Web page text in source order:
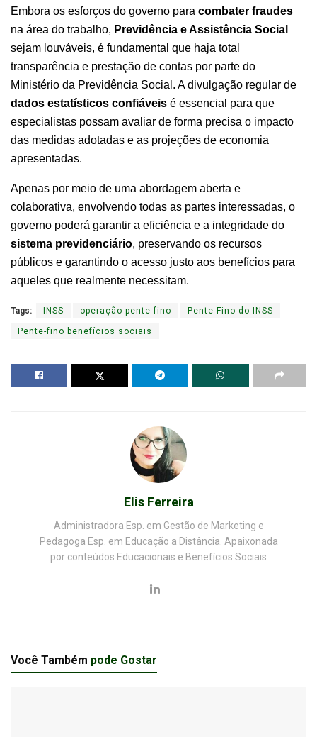
Embora os esforços do governo para combater fraudes
na área do trabalho, Previdência e Assistência Social
sejam louváveis, é fundamental que haja total
transparência e prestação de contas por parte do
Ministério da Previdência Social. A divulgação regular de
dados estatísticos confiáveis é essencial para que
especialistas possam avaliar de forma precisa o impacto
das medidas adotadas e as projeções de economia
apresentadas.
Apenas por meio de uma abordagem aberta e
colaborativa, envolvendo todas as partes interessadas, o
governo poderá garantir a eficiência e a integridade do
sistema previdenciário, preservando os recursos
públicos e garantindo o acesso justo aos benefícios para
aqueles que realmente necessitam.
Tags: INSS operação pente fino Pente Fino do INSS
Pente-fino benefícios sociais
Elis Ferreira
Administradora Esp. em Gestão de Marketing e
Pedagoga Esp. em Educação a Distância. Apaixonada
por conteúdos Educacionais e Benefícios Sociais
Você Também pode Gostar